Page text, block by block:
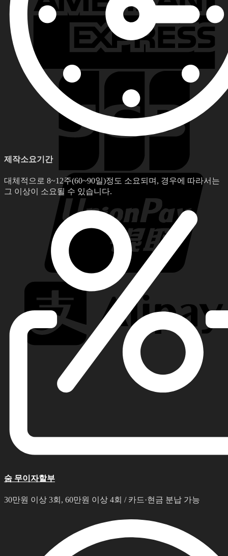
제작소요기간
대체적으로 8~12주(60~90일)정도 소요되며, 경우에 따라서는
그 이상이 소요될 수 있습니다.
숨 무이자할부
30만원 이상 3회, 60만원 이상 4회 / 카드·현금 분납 가능